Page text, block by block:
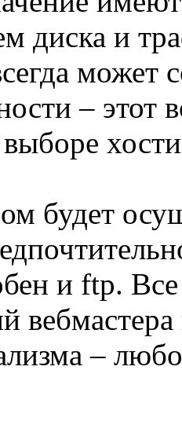
диска и
может
– этот
будет
и ftp.
–